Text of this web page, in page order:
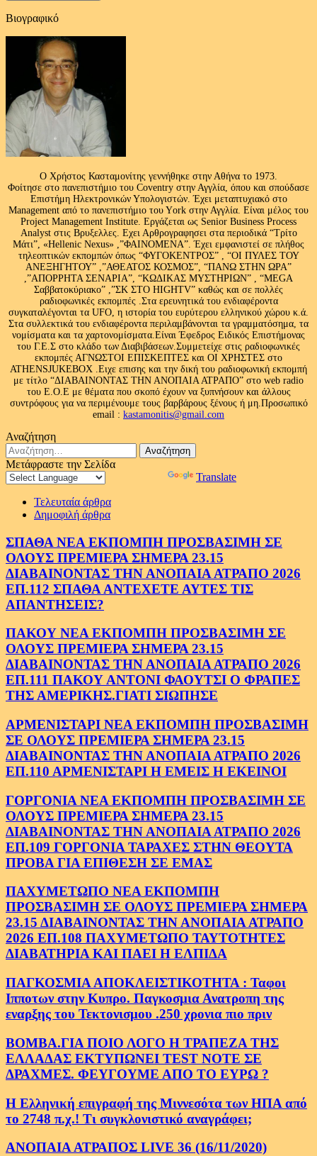
Βιογραφικό
Ο Χρήστος Κασταμονίτης γεννήθηκε στην Αθήνα το 1973.
Φοίτησε στο πανεπιστήμιο του Coventry στην Αγγλία, όπου και σπούδασε
Επιστήμη Ηλεκτρονικών Υπολογιστών. Έχει μεταπτυχιακό στο
Management από το πανεπιστήμιο του Υork στην Αγγλία. Είναι μέλος του
Project Management Institute. Εργάζεται ως Senior Business Process
Analyst στις Βρυξελλες. Εχει Αρθρογραφησει στα περιοδικά “Τρίτο
Μάτι”, «Hellenic Nexus» ,”ΦΑΙΝΟΜΕΝΑ”. Έχει εμφανιστεί σε πλήθος
τηλεοπτικών εκπομπών όπως “ΦΥΓΟΚΕΝΤΡΟΣ” , “ΟΙ ΠΥΛΕΣ ΤΟΥ
ΑΝΕΞΗΓΗΤΟΥ” ,”ΑΘΕΑΤΟΣ ΚΟΣΜΟΣ”, “ΠΑΝΩ ΣΤΗΝ ΩΡΑ”
,”ΑΠΟΡΡΗΤΑ ΣΕΝΑΡΙΑ”, “ΚΩΔΙΚΑΣ ΜΥΣΤΗΡΙΩΝ” , “MEGA
Σαββατοκύριακο” ,”ΣΚ ΣΤΟ HIGHTV” καθώς και σε πολλές
ραδιοφωνικές εκπομπές .Στα ερευνητικά του ενδιαφέροντα
συγκαταλέγονται τα UFO, η ιστορία του ευρύτερου ελληνικού χώρου κ.ά.
Στα συλλεκτικά του ενδιαφέροντα περιλαμβάνονται τα γραμματόσημα, τα
νομίσματα και τα χαρτονομίσματα.Είναι Έφεδρος Ειδικός Επιστήμονας
του Γ.Ε.Σ στο κλάδο των Διαβιβάσεων.Συμμετείχε στις ραδιοφωνικές
εκπομπές ΑΓΝΩΣΤΟΙ ΕΠΙΣΚΕΠΤΕΣ και ΟΙ ΧΡΗΣΤΕΣ στο
ATHENSJUKEBOX .Ειχε επισης και την δική του ραδιοφωνική εκπομπή
με τίτλο “ΔΙΑΒΑΙΝΟΝΤΑΣ ΤΗΝ ΑΝΟΠΑΙΑ ΑΤΡΑΠΟ” στο web radio
του Ε.Ο.Ε με θέματα που σκοπό έχουν να ξυπνήσουν και άλλους
συντρόφους για να περιμένουμε τους βαρβάρους ξένους ή μη.Προσωπικό
email : kastamonitis@gmail.com
Αναζήτηση
Αναζήτηση
για:
Μετάφραστε την Σελίδα
Translate
Τελευταία άρθρα
Δημοφιλή άρθρα
ΣΠΑΘΑ ΝΕΑ ΕΚΠΟΜΠΗ ΠΡΟΣΒΑΣΙΜΗ ΣΕ
ΟΛΟΥΣ ΠΡΕΜΙΕΡΑ ΣΗΜΕΡΑ 23.15
ΔΙΑΒΑΙΝΟΝΤΑΣ ΤΗΝ ΑΝΟΠΑΙΑ ΑΤΡΑΠΟ 2026
ΕΠ.112 ΣΠΑΘΑ ΑΝΤΕΧΕΤΕ ΑΥΤΕΣ ΤΙΣ
ΑΠΑΝΤΗΣΕΙΣ?
ΠΑΚΟΥ ΝΕΑ ΕΚΠΟΜΠΗ ΠΡΟΣΒΑΣΙΜΗ ΣΕ
ΟΛΟΥΣ ΠΡΕΜΙΕΡΑ ΣΗΜΕΡΑ 23.15
ΔΙΑΒΑΙΝΟΝΤΑΣ ΤΗΝ ΑΝΟΠΑΙΑ ΑΤΡΑΠΟ 2026
ΕΠ.111 ΠΑΚΟΥ ΑΝΤΟΝΙ ΦΑΟΥΤΣΙ Ο ΦΡΑΠΕΣ
ΤΗΣ ΑΜΕΡΙΚΗΣ.ΓΙΑΤΙ ΣΙΩΠΗΣΕ
ΑΡΜΕΝΙΣΤΑΡΙ ΝΕΑ ΕΚΠΟΜΠΗ ΠΡΟΣΒΑΣΙΜΗ
ΣΕ ΟΛΟΥΣ ΠΡΕΜΙΕΡΑ ΣΗΜΕΡΑ 23.15
ΔΙΑΒΑΙΝΟΝΤΑΣ ΤΗΝ ΑΝΟΠΑΙΑ ΑΤΡΑΠΟ 2026
ΕΠ.110 ΑΡΜΕΝΙΣΤΑΡΙ Η ΕΜΕΙΣ Η ΕΚΕΙΝΟΙ
ΓΟΡΓΟΝΙΑ ΝΕΑ ΕΚΠΟΜΠΗ ΠΡΟΣΒΑΣΙΜΗ ΣΕ
ΟΛΟΥΣ ΠΡΕΜΙΕΡΑ ΣΗΜΕΡΑ 23.15
ΔΙΑΒΑΙΝΟΝΤΑΣ ΤΗΝ ΑΝΟΠΑΙΑ ΑΤΡΑΠΟ 2026
ΕΠ.109 ΓΟΡΓΟΝΙΑ ΤΑΡΑΧΕΣ ΣΤΗΝ ΘΕΟΥΤΑ
ΠΡΟΒΑ ΓΙΑ ΕΠΙΘΕΣΗ ΣΕ ΕΜΑΣ
ΠΑΧΥΜΕΤΩΠΟ ΝΕΑ ΕΚΠΟΜΠΗ
ΠΡΟΣΒΑΣΙΜΗ ΣΕ ΟΛΟΥΣ ΠΡΕΜΙΕΡΑ ΣΗΜΕΡΑ
23.15 ΔΙΑΒΑΙΝΟΝΤΑΣ ΤΗΝ ΑΝΟΠΑΙΑ ΑΤΡΑΠΟ
2026 ΕΠ.108 ΠΑΧΥΜΕΤΩΠΟ ΤΑΥΤΟΤΗΤΕΣ
ΔΙΑΒΑΤΗΡΙΑ ΚΑΙ ΠΑΕΙ Η ΕΛΠΙΔΑ
ΠΑΓΚΟΣΜΙΑ ΑΠΟΚΛΕΙΣΤΙΚΟΤΗΤΑ : Ταφοι
Ιπποτων στην Κυπρο. Παγκοσμια Ανατροπη της
εναρξης του Τεκτονισμου .250 χρονια πιο πριν
ΒΟΜΒΑ.ΓΙΑ ΠΟΙΟ ΛΟΓΟ Η ΤΡΑΠΕΖΑ ΤΗΣ
ΕΛΛΑΔΑΣ ΕΚΤΥΠΩΝΕΙ TEST NOTE ΣΕ
ΔΡΑΧΜΕΣ. ΦΕΥΓΟΥΜΕ ΑΠΟ ΤΟ ΕΥΡΩ ?
Η Ελληνική επιγραφή της Μιννεσότα των ΗΠΑ από
το 2748 π.χ.! Τι συγκλονιστικό αναγράφει;
ΑΝΟΠΑΙΑ ΑΤΡΑΠΟΣ LIVE 36 (16/11/2020)